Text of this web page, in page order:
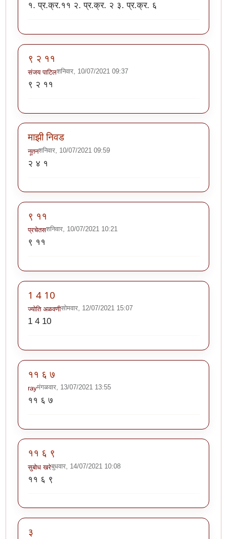
१. प्र.क्र.११ २. प्र.क्र. २ ३. प्र.क्र. ६
९ २ ११
संजय पाटिलशनिवार, 10/07/2021 09:37
९ २ ११
माझी निवड
नूतनशनिवार, 10/07/2021 09:59
२ ४ १
९ ११
प्रचेतसशनिवार, 10/07/2021 10:21
९ ११
1 4 10
ज्योति अळवणीसोमवार, 12/07/2021 15:07
1 4 10
११ ६ ७
rayमंगळवार, 13/07/2021 13:55
११ ६ ७
११ ६ ९
सुबोध खरेबुधवार, 14/07/2021 10:08
११ ६ ९
३